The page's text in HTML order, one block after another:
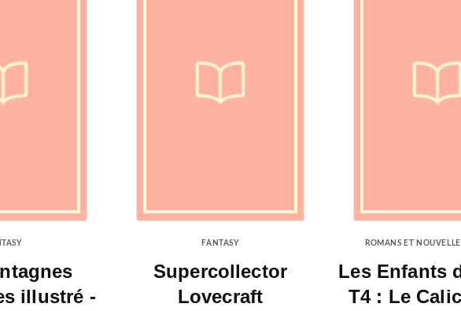
illustré -
FANTASY
Supercollector
Lovecraft
ROMANS ET
Les Enfants
T4 : Le